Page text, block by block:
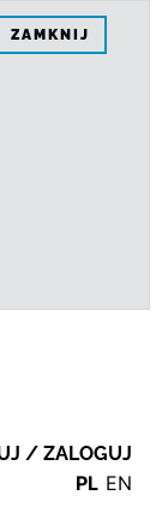
ZAMKNIJ
/ ZALOGUJ
PL EN